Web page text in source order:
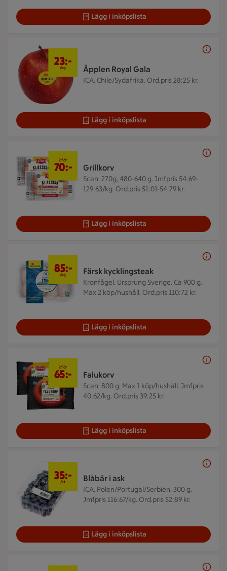
Lägg i inköpslista
Äpplen Royal Gala
ICA. Chile/Sydafrika. Ord.pris 28:25 kr.
23:-
/kg
Lägg i inköpslista
Grillkorv
Scan. 270g, 480-640 g. Jmfpris 54:69-
129:63/kg. Ord.pris 51:01-54:79 kr.
2 för 70 kr
2 för
70:-
Lägg i inköpslista
Färsk kycklingsteak
Kronfågel. Ursprung Sverige. Ca 900 g.
Max 2 köp/hushåll. Ord.pris 110:72 kr.
85:-
/kg
Lägg i inköpslista
Falukorv
Scan. 800 g. Max 1 köp/hushåll. Jmfpris
40:62/kg. Ord.pris 39:25 kr.
2 för 65 kr
2 för
65:-
Lägg i inköpslista
Blåbär i ask
ICA. Polen/Portugal/Serbien. 300 g.
Jmfpris 116:67/kg. Ord.pris 52:89 kr.
35:-
/st
Lägg i inköpslista